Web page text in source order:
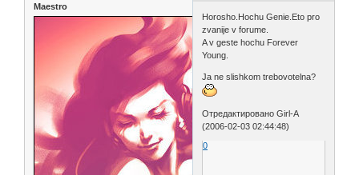
Maestro
Horosho.Hochu Genie.Eto pro
zvanije v forume.
A v geste hochu Forever
Young.
Ja ne slishkom trebovotelna?
Отредактировано Girl-A
(2006-02-03 02:44:48)
0